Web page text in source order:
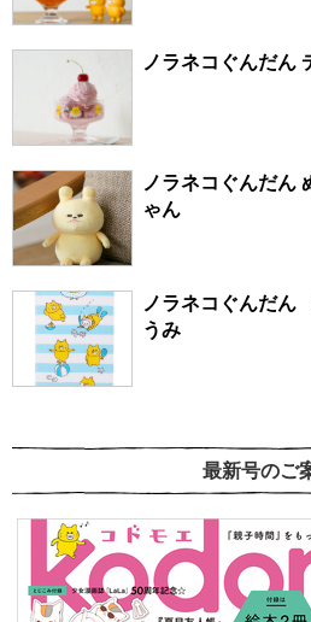
ノラネコぐんだ
ゃん
ノラネコぐんだ
うみ
最新号のご